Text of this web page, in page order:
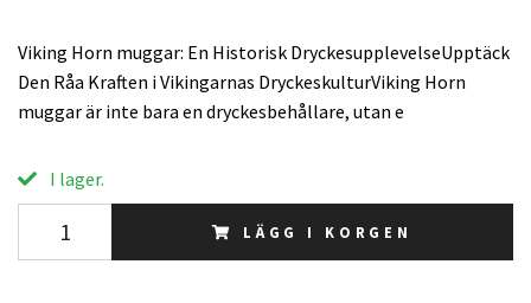
Viking Horn muggar: En Historisk DryckesupplevelseUpptäck
Den Råa Kraften i Vikingarnas DryckeskulturViking Horn
muggar är inte bara en dryckesbehållare, utan e
I lager.
LÄGG I KORGEN